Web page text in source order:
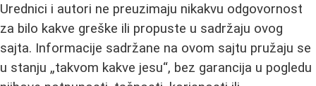
Urednici i autori ne preuzimaju nikakvu odgovornost
za bilo kakve greške ili propuste u sadržaju ovog
sajta. Informacije sadržane na ovom sajtu pružaju se
u stanju „takvom kakve jesu“, bez garancija u pogledu